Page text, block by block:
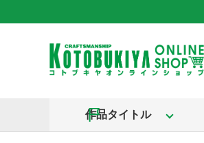
作品タイトル